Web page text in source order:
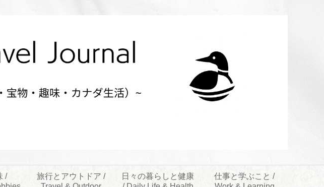
/
旅行とアウトドア /
日々の暮らしと健康
仕事と学ぶこと /